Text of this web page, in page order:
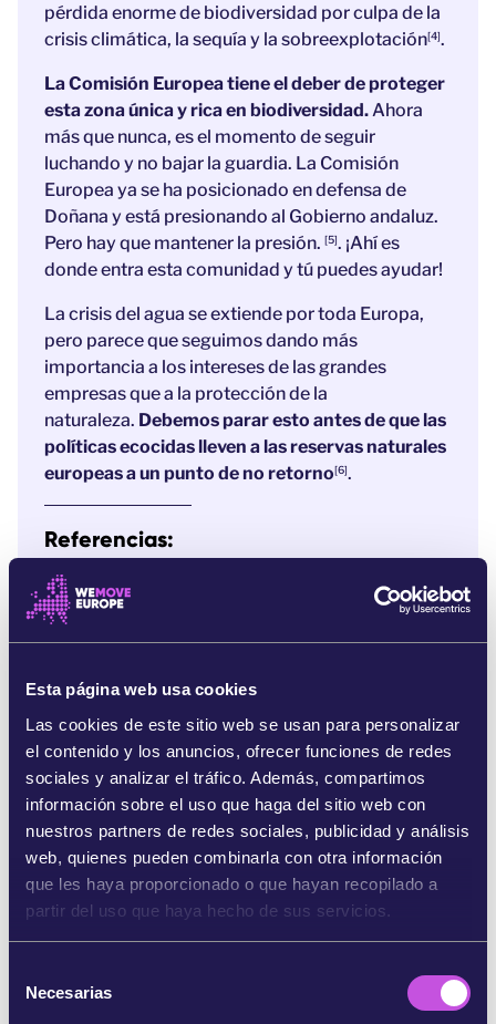
Esta página web usa cookies
Las cookies de este sitio web se usan para personalizar
el contenido y los anuncios, ofrecer funciones de redes
sociales y analizar el tráfico. Además, compartimos
información sobre el uso que haga del sitio web con
nuestros partners de redes sociales, publicidad y análisis
web, quienes pueden combinarla con otra información
que les haya proporcionado o que hayan recopilado a
partir del uso que haya hecho de sus servicios.
Necesarias
pérdida enorme de biodiversidad por culpa de la
crisis climática, la sequía y la sobreexplotación[4].
La Comisión Europea tiene el deber de proteger
esta zona única y rica en biodiversidad.Ahora
más que nunca, es el momento de seguir
luchando y no bajar la guardia. La Comisión
Europea ya se ha posicionado en defensa de
Doñana y está presionando al Gobierno andaluz.
Pero hay que mantener la presión. [5]. ¡Ahí es
donde entra esta comunidad y tú puedes ayudar!
La crisis del agua se extiende por toda Europa,
pero parece que seguimos dando más
importancia a los intereses de las grandes
empresas que a la protección de la
naturaleza. Debemos parar esto antes de que las
políticas ecocidas lleven a las reservas naturales
europeas a un punto de no retorno[6].
Referencias:
ter-fruit-strawberry-boom-water-plan-raises-fears-for-s
panish-wetlands
https://www.theguardian.com/world/2023/apr/17/spani
https://www.euronews.com/2022/05/27/spain-s-don
ana-national-park-under-threat-as-groundwater-pumpin
g-continues
https://www.surinenglish.com/andalucia/bill-legalise-i
rrigated-land-donana-passes-first-hurdle-2023041310
4918-nt.html
http://www.ebd.csic.es/documents/10184/962554/2
0230410_Intervention+EBD+CSIC+Pleno+Extraordinar
io+Consejo+de+participaci%C3%B3n+Do%C3%B1ana+
10+April+2023/44b2e1f4-9063-4bc0-8cd2-ec409915
The Court of Justice of the European Union has conde